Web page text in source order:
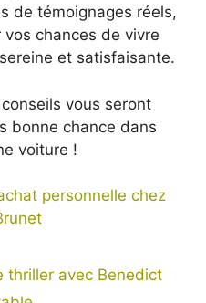
de témoignages réels,
chances de vivre
et satisfaisante.
vous seront
bonne chance dans
voiture !
personnelle chez
thriller avec Benedict